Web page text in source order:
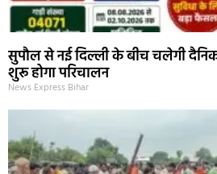
सुपौल से नई दिल्ली के बीच चलेगी
शुरू होगा परिचालन
News Express Bihar